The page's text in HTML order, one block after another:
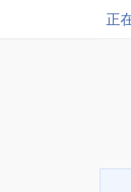
正